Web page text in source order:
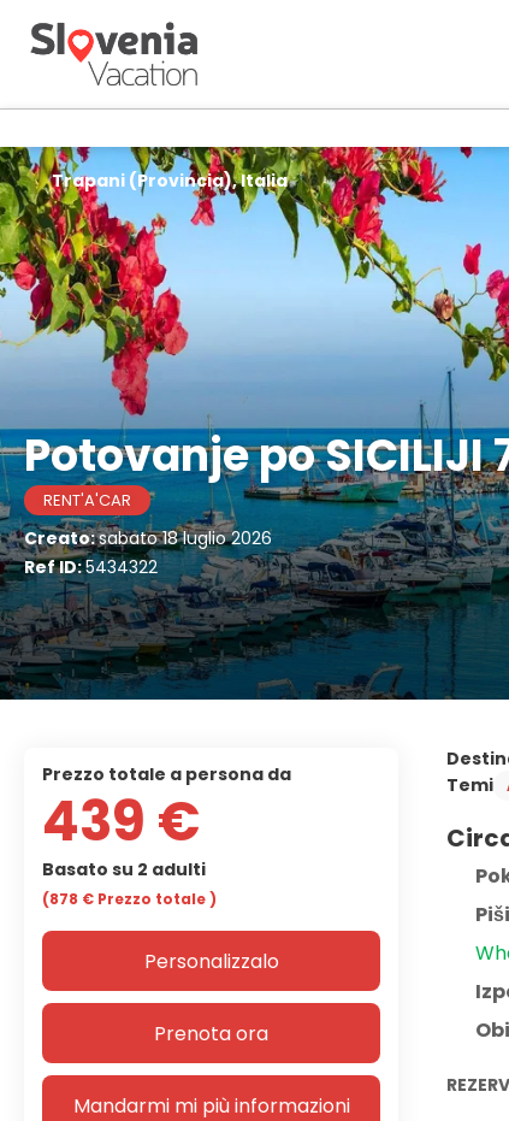
Potovanje po
RENT'A'CAR
Creato:sabato 18 luglio 2026
Ref ID:5434322
Trapani (Provincia), Italia
Temi
prezzo totale a persona da
439 €
Basato su 2 adulti
(878 € Prezzo totale)
Personalizzalo
Prenota ora
Mandarmi mi più informazioni